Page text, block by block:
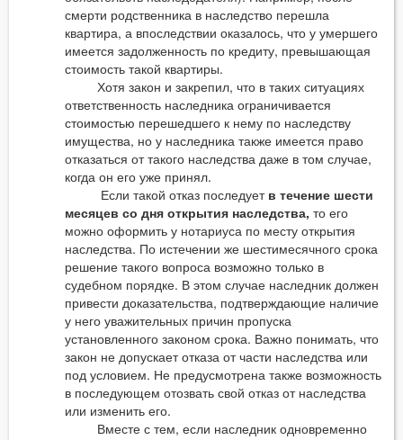
смерти родственника в наследство перешла
квартира, а впоследствии оказалось, что у умершего
имеется задолженность по кредиту, превышающая
стоимость такой квартиры.
Хотя закон и закрепил, что в таких ситуациях
ответственность наследника ограничивается
стоимостью перешедшего к нему по наследству
имущества, но у наследника также имеется право
отказаться от такого наследства даже в том случае,
когда он его уже принял.
Если такой отказ последует в течение шести
месяцев со дня открытия наследства, то его
можно оформить у нотариуса по месту открытия
наследства. По истечении же шестимесячного срока
решение такого вопроса возможно только в
судебном порядке. В этом случае наследник должен
привести доказательства, подтверждающие наличие
у него уважительных причин пропуска
установленного законом срока. Важно понимать, что
закон не допускает отказа от части наследства или
под условием. Не предусмотрена также возможность
в последующем отозвать свой отказ от наследства
или изменить его.
Вместе с тем, если наследник одновременно